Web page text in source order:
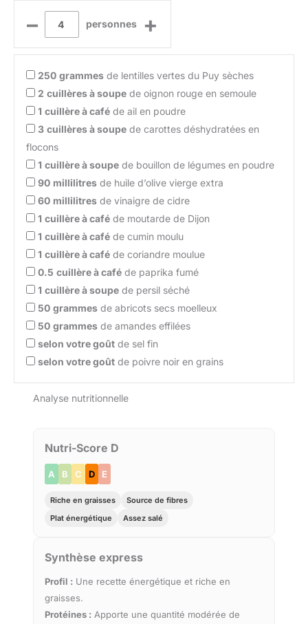
– personnes +
250 grammes de lentilles vertes du Puy sèches
2 cuillères à soupe de oignon rouge en semoule
1 cuillère à café de ail en poudre
3 cuillères à soupe de carottes déshydratées en
flocons
1 cuillère à soupe de bouillon de légumes en poudre
90 millilitres de huile d’olive vierge extra
60 millilitres de vinaigre de cidre
1 cuillère à café de moutarde de Dijon
1 cuillère à café de cumin moulu
1 cuillère à café de coriandre moulue
0.5 cuillère à café de paprika fumé
1 cuillère à soupe de persil séché
50 grammes de abricots secs moelleux
50 grammes de amandes effilées
selon votre goût de sel fin
selon votre goût de poivre noir en grains
Analyse nutritionnelle
Nutri-Score D
A B C D E
Riche en graisses
Source de fibres
Plat énergétique
Assez salé
Synthèse express
Profil : Une recette énergétique et riche en
graisses.
Protéines : Apporte une quantité modérée de